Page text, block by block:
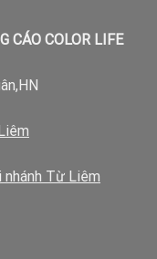
CÁO COLOR LIFE
Từ Liêm